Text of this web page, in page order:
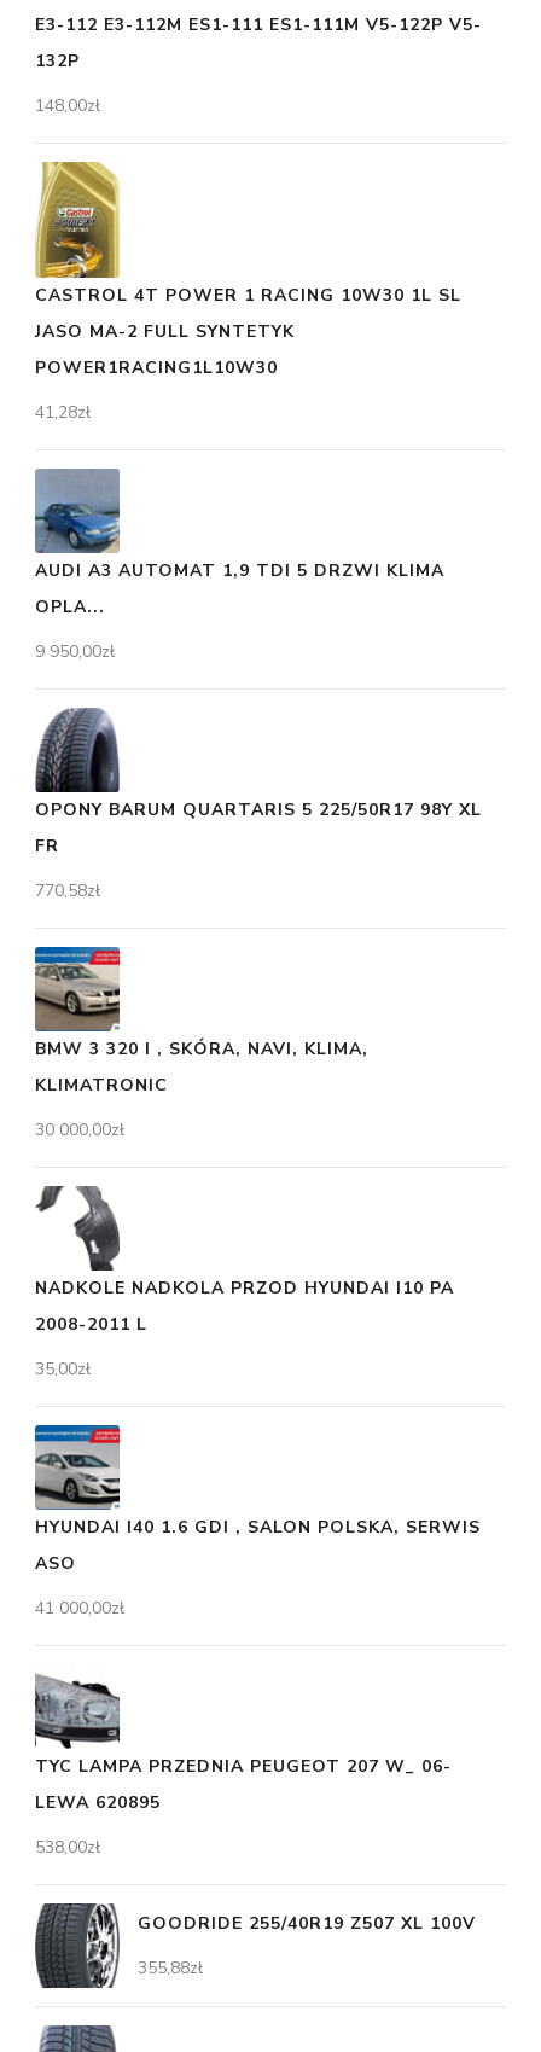
E3-112 E3-112M ES1-111 ES1-111M V5-122P V5-
132P
148,00zł
CASTROL 4T POWER 1 RACING 10W30 1L SL
JASO MA-2 FULL SYNTETYK
POWER1RACING1L10W30
41,28zł
AUDI A3 AUTOMAT 1,9 TDI 5 DRZWI KLIMA
OPLA...
9 950,00zł
OPONY BARUM QUARTARIS 5 225/50R17 98Y XL
FR
770,58zł
BMW 3 320 I , SKÓRA, NAVI, KLIMA,
KLIMATRONIC
30 000,00zł
NADKOLE NADKOLA PRZOD HYUNDAI I10 PA
2008-2011 L
35,00zł
HYUNDAI I40 1.6 GDI , SALON POLSKA, SERWIS
ASO
41 000,00zł
TYC LAMPA PRZEDNIA PEUGEOT 207 W_ 06-
LEWA 620895
538,00zł
GOODRIDE 255/40R19 Z507 XL 100V
355,88zł